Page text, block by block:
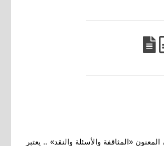
«المثاقفة والأسئلة والنقد» .. يعتبر